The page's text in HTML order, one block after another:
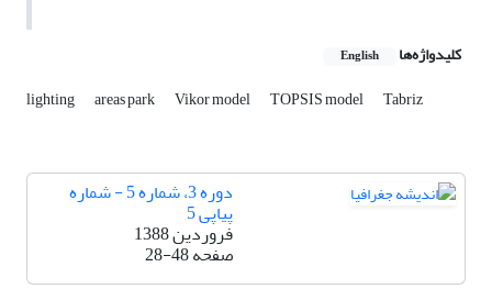
کلیدواژه‌ها English
lighting areas park Vikor model TOPSIS model Tabriz
دوره 3، شماره 5 - شماره
پیاپی 5
فروردین 1388
صفحه28-48